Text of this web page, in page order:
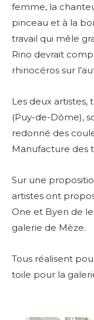
femme, la
pinceau et à la
travail qui mêle
Rino devrait
rhinocéros sur
Les deux artistes,
(Puy-de-Dôme),
redonné des
Manufacture des
Sur une
artistes ont
One et Byen de
galerie de Mèze.
Tous réalisent
toile pour la